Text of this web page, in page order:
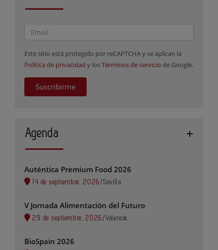
Este sitio está protegido por reCAPTCHA y se aplican la
Política de privacidad y losTérminos de servicio de Google.
Suscribirme
Agenda
Auténtica Premium Food 2026
14 de septiembre, 2026 /Sevilla
V Jornada Alimentación del Futuro
29 de septiembre, 2026 /Valencia
BioSpain 2026